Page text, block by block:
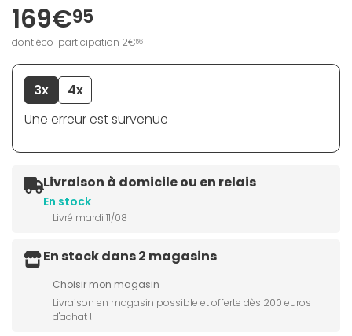
169€95
dont éco-participation 2€56
3x
4x
Une erreur est survenue
Livraison à domicile ou en relais
En stock
Livré mardi 11/08
En stock dans 2 magasins
Choisir mon magasin
Livraison en magasin possible et offerte dès 200 euros
d'achat !